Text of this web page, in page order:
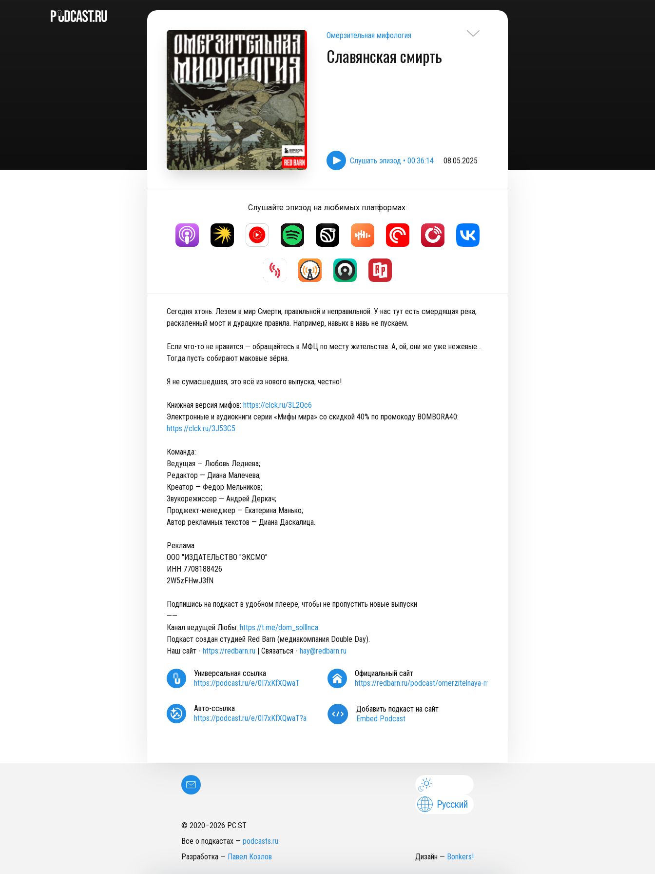
Омерзительная мифология
Славянская смирть
Слушать эпизод • 00:36:14 08.05.2025
Слушайте эпизод на любимых платформах:
Сегодня хтонь. Лезем в мир Смерти, правильной и неправильной. У нас тут есть смердящая река,
раскаленный мост и дурацкие правила. Например, навьих в навь не пускаем.
Если что-то не нравится — обращайтесь в МФЦ по месту жительства. А, ой, они же уже нежевые...
Тогда пусть собирают маковые зёрна.
Я не сумасшедшая, это всё из нового выпуска, честно!
Книжная версия мифов: https://clck.ru/3L2Qc6
Электронные и аудиокниги серии «Мифы мира» со скидкой 40% по промокоду BOMBORA40:
https://clck.ru/3J53C5
Команда:
Ведущая — Любовь Леднева;
Редактор — Диана Малечева;
Креатор — Федор Мельников;
Звукорежиссер — Андрей Деркач;
Проджект-менеджер — Екатерина Манько;
Автор рекламных текстов — Диана Даскалица.
Реклама
ООО "ИЗДАТЕЛЬСТВО "ЭКСМО”
ИНН 7708188426
2W5zFHwJ3fN
Подпишись на подкаст в удобном плеере, чтобы не пропустить новые выпуски
——
Канал ведущей Любы: https://t.me/dom_solllnca
Подкаст создан студией Red Barn (медиакомпания Double Day).
Наш сайт - https://redbarn.ru | Связаться - hay@redbarn.ru
Универсальная ссылка
https://podcast.ru/e/0I7xKfXQwaT
Официальный сайт
https://redbarn.ru/podcast/omerzitelnaya-mifologiya/
Авто-ссылка
https://podcast.ru/e/0I7xKfXQwaT?a
Добавить подкаст на сайт
Embed Podcast
Русский
© 2020–2026 PC.ST
Все о подкастах — podcasts.ru
Разработка — Павел Козлов Дизайн — Bonkers!